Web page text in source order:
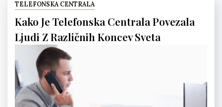
TELEFONSKA CENTRALA
Kako Je Telefonska Centrala Povezala
Ljudi Z Različnih Koncev Sveta